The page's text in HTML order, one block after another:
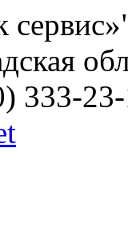
333-